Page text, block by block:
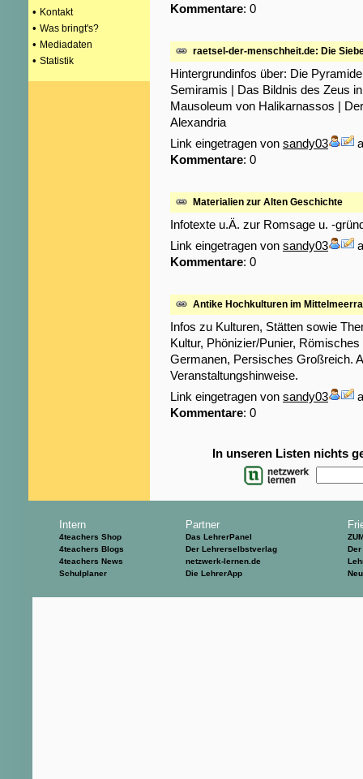
• Kontakt
• Was bringt's?
• Mediadaten
• Statistik
Kommentare: 0
raetsel-der-menschheit.de: Die
Hintergrundinfos über: Die
Semiramis | Das Bildnis des Zeus
Mausoleum von Halikarnassos |
Alexandria
Link eingetragen von sandy03
Kommentare: 0
Materialien zur Alten Geschichte
Infotexte u.Ä. zur Romsage u. -
Link eingetragen von sandy03
Kommentare: 0
Antike Hochkulturen im
Infos zu Kulturen, Stätten sowie
Kultur, Phönizier/Punier,
Germanen, Persisches Großreich.
Veranstaltungshinweise.
Link eingetragen von sandy03
Kommentare: 0
In unseren Listen nichts
Intern
4teachers Shop
4teachers Blogs
4teachers News
Schulplaner
Partner
Das LehrerPanel
Der Lehrerselbstverlag
netzwerk-lernen.de
Die LehrerApp